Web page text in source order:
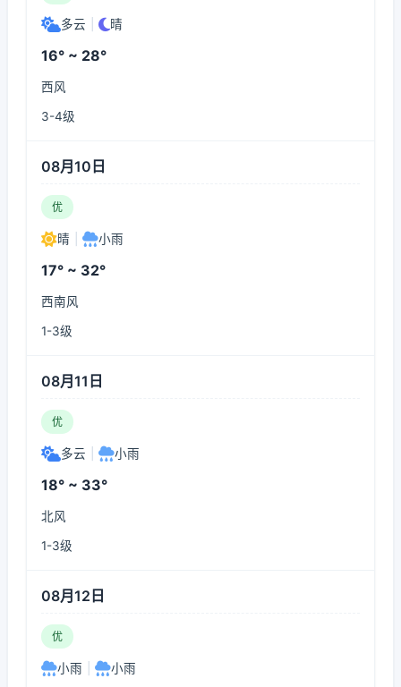
多云 晴
16° ~ 28°
西风
3-4级
08月10日
优
晴 小雨
17° ~ 32°
西南风
1-3级
08月11日
优
多云 小雨
18° ~ 33°
北风
1-3级
08月12日
优
小雨 小雨